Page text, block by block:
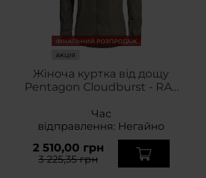
ФІНАЛЬНИЙ РОЗПРОДАЖ
АКЦІЯ
Жіноча куртка від дощу
Pentagon Cloudburst - RAL
Час
відправлення: Негайно
2 510,00 грн
3 225,35 грн